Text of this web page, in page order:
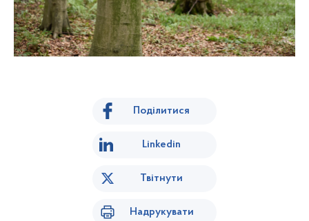
Поділитися
Linkedin
Твітнути
Надрукувати